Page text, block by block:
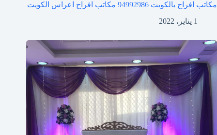
مكاتب افراح بالكويت 94992986 مكاتب افراح اعراس الكويت
1 يناير، 2022